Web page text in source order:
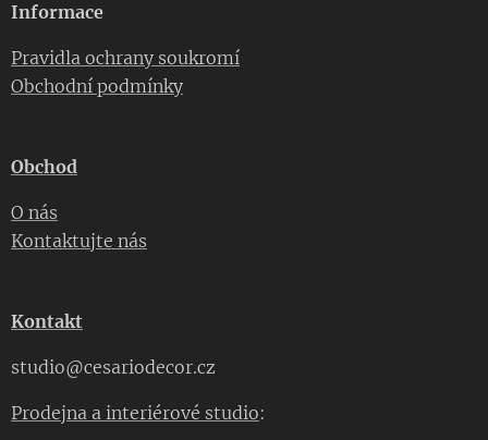
Informace
Pravidla ochrany soukromí
Obchodní podmínky
Obchod
O nás
Kontaktujte nás
Kontakt
studio@cesariodecor.cz
Prodejna a interiérové studio: